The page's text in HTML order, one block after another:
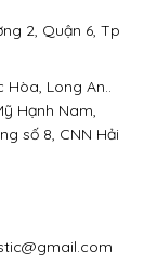
Long An..
Hạnh Nam,
số 8, CNN Hải
2, Quận 6, Tp